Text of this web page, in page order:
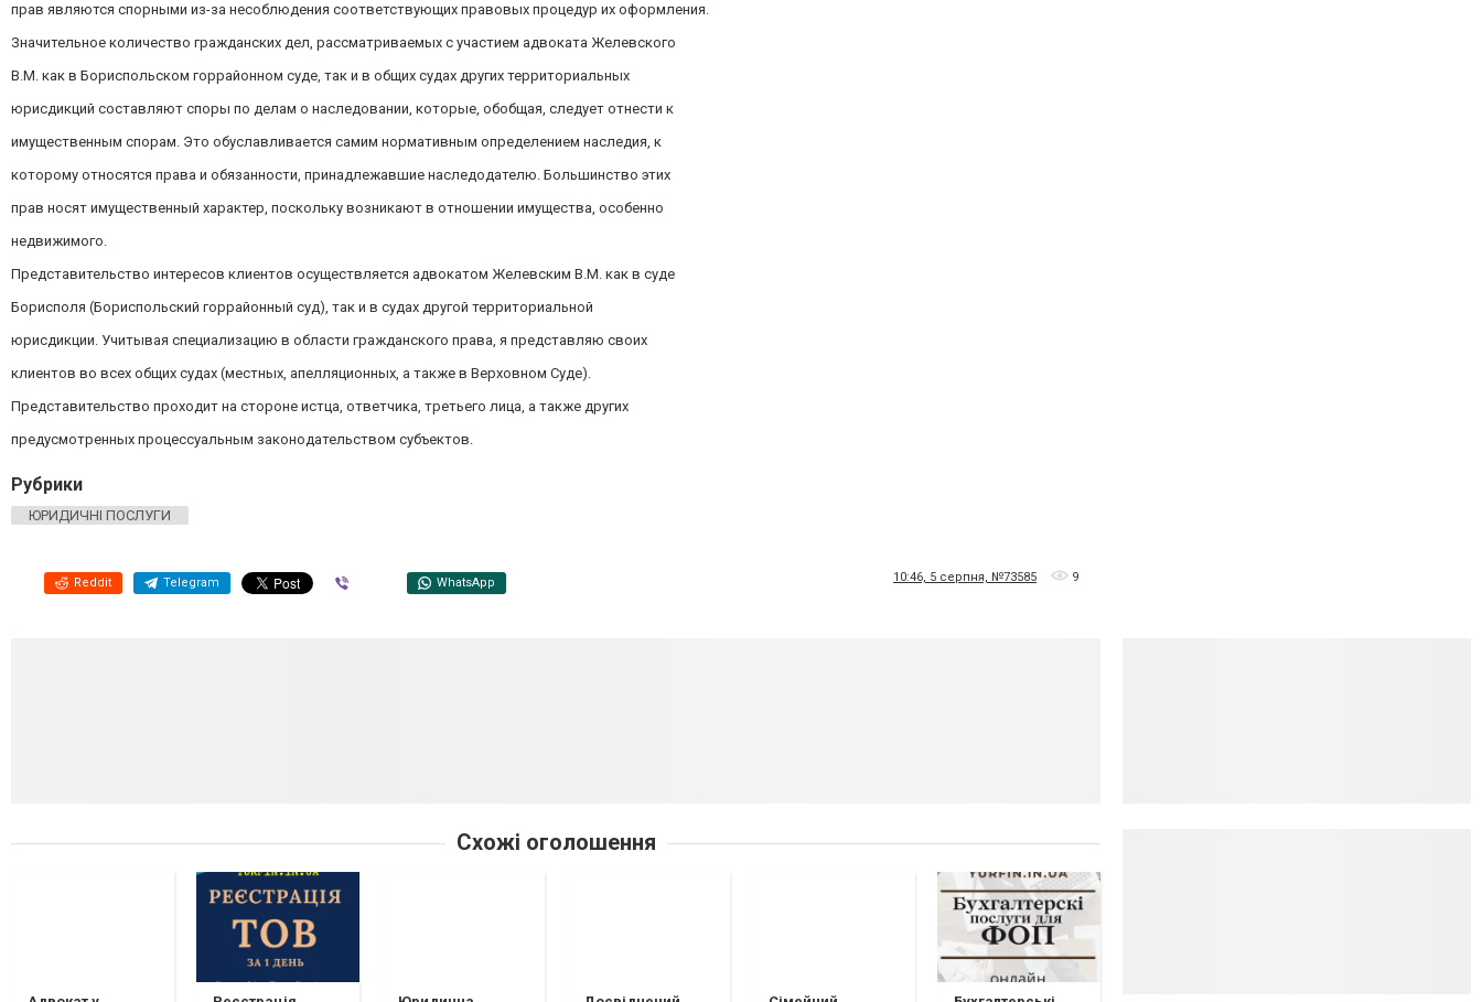
прав являются спорными из-за несоблюдения соответствующих правовых процедур их оформления.
Значительное количество гражданских дел, рассматриваемых с участием адвоката Желевского
В.М. как в Бориспольском горрайонном суде, так и в общих судах других территориальных
юрисдикций составляют споры по делам о наследовании, которые, обобщая, следует отнести к
имущественным спорам. Это обуславливается самим нормативным определением наследия, к
которому относятся права и обязанности, принадлежавшие наследодателю. Большинство этих
прав носят имущественный характер, поскольку возникают в отношении имущества, особенно
недвижимого.
Представительство интересов клиентов осуществляется адвокатом Желевским В.М. как в суде
Борисполя (Бориспольский горрайонный суд), так и в судах другой территориальной
юрисдикции. Учитывая специализацию в области гражданского права, я представляю своих
клиентов во всех общих судах (местных, апелляционных, а также в Верховном Суде).
Представительство проходит на стороне истца, ответчика, третьего лица, а также других
предусмотренных процессуальным законодательством субъектов.
Рубрики
ЮРИДИЧНІ ПОСЛУГИ
Reddit Telegram WhatsApp 10:46, 5 серпня, №73585 9
Схожі оголошення